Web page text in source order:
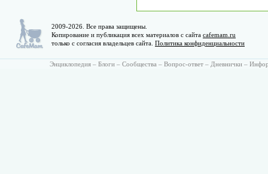
2009-2026. Все права защищены.
Копирование и публикация всех материалов с сайта cafemam.ru
только с согласия владельцев сайта. Политика конфиденциальности
Энциклопедия – Блоги – Сообщества – Вопрос-ответ – Дневнички –